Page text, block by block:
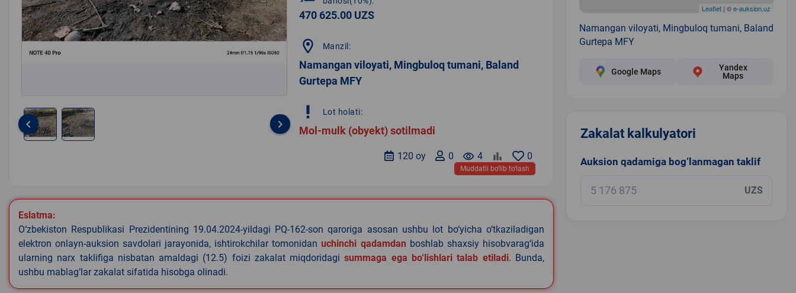
keyboard_arrow_left keyboard_arrow_right
470 625.00 UZS
location_on Manzil:
Namangan viloyati, Mingbuloq tumani, Baland
Gurtepa MFY
priority_high Lot holati:
Mol-mulk (obyekt) sotilmadi
0
remove_red_eye 4
0
120 oy
Muddatli bo‘lib to‘lash
Eslatma:
O‘zbekiston Respublikasi Prezidentining 19.04.2024-yildagi PQ-162-son qaroriga asosan ushbu lot bo‘yicha o‘tkaziladigan
elektron onlayn-auksion savdolari jarayonida, ishtirokchilar tomonidanuchinchi qadamdan boshlab shaxsiy hisobvarag‘ida
ularning narx taklifiga nisbatan amaldagi (12.5) foizi zakalat miqdoridagisummaga ega bo‘lishlari talab etiladi. Bunda,
ushbu mablag‘lar zakalat sifatida hisobga olinadi.
Leaflet| ©e-auksion.uz
Namangan viloyati, Mingbuloq tumani, Baland
Gurtepa MFY
Google Maps
Yandex
Maps
Zakalat kalkulyatori
Auksion qadamiga bog‘lanmagan taklif
UZS